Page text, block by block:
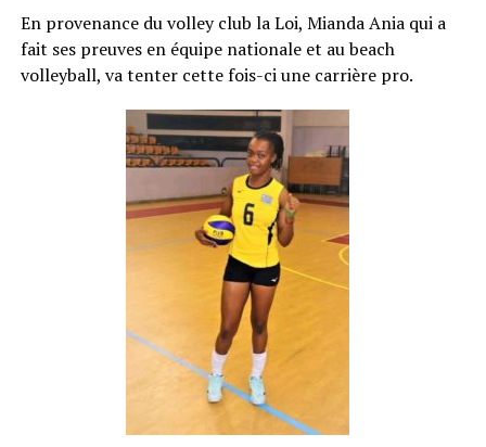
En provenance du volley club la Loi, Mianda Ania qui a
fait ses preuves en équipe nationale et au beach
volleyball, va tenter cette fois-ci une carrière pro.